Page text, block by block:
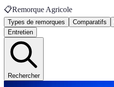
📋Remorque Agricole
Types de remorques Comparatifs
Entretien
Rechercher